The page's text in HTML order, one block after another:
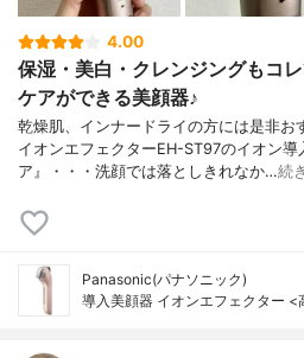
4.00
保湿・美白・クレンジングもコ
ケアができる美顔器♪
乾燥肌、インナードライの方には是非お
イオンエフェクターEH-ST97のイオン導
ア』・・・洗顔では落としきれなか…続
Panasonic(パナソニック)
導入美顔器 イオンエフェクター